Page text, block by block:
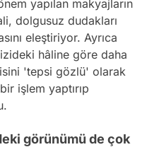
yapılan makyajların
dolgusuz dudakları
eleştiriyor. Ayrıca
hâline göre daha
'tepsi gözlü' olarak
işlem yaptırıp
görünümü de çok